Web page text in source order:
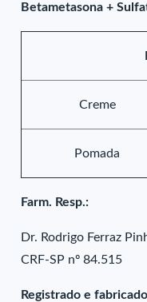
Betametasona +
Creme
Pomada
Farm. Resp.:
Dr. Rodrigo Ferraz
CRF-SP nº 84.515
Registrado e